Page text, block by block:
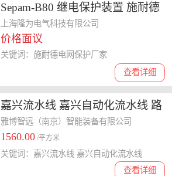
Sepam-B80 继电保护装置 施耐德
电网保护厂家
上海隆为电气科技有限公司
价格面议
查看详细
关键词：施耐德电网保护厂家
嘉兴流水线 嘉兴自动化流水线 路
面切割机行业 床垫流水线
雅博智远（南京）智能装备有限公司
1560.00 /平方米
查看详细
关键词：嘉兴流水线 嘉兴自动化流水线